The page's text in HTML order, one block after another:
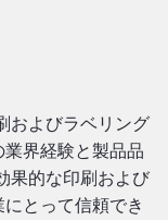
およびラベリング
界経験と製品品
果的な印刷および
とって信頼でき